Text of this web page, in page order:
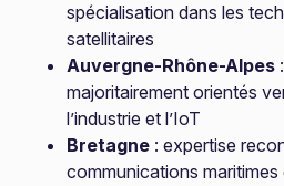
spécialisation dans les
satellitaires
Auvergne-Rhône-Alpes
majoritairement orientés
l’industrie et l’IoT
Bretagne : expertise
communications